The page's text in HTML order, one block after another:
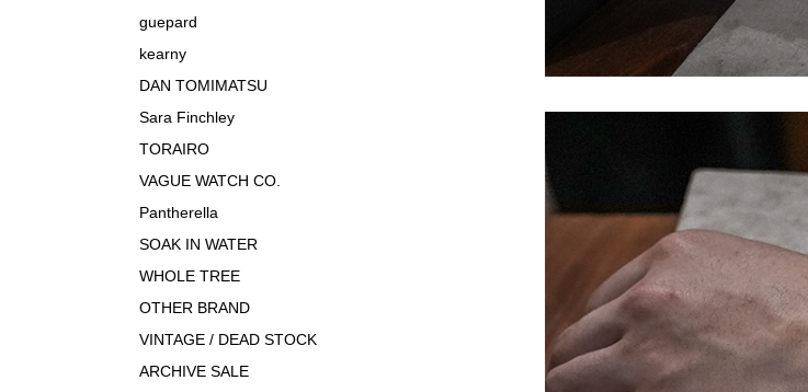
guepard
kearny
DAN TOMIMATSU
Sara Finchley
TORAIRO
VAGUE WATCH CO.
Pantherella
SOAK IN WATER
WHOLE TREE
OTHER BRAND
VINTAGE / DEAD STOCK
ARCHIVE SALE